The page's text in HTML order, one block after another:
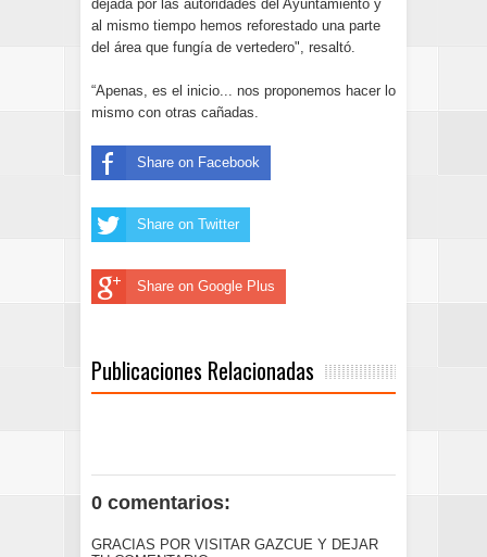
dejada por las autoridades del Ayuntamiento y
al mismo tiempo hemos reforestado una parte
del área que fungía de vertedero", resaltó.
“Apenas, es el inicio... nos proponemos hacer lo
mismo con otras cañadas.
Share on Facebook
Share on Twitter
Share on Google Plus
Publicaciones Relacionadas
0 comentarios:
GRACIAS POR VISITAR GAZCUE Y DEJAR